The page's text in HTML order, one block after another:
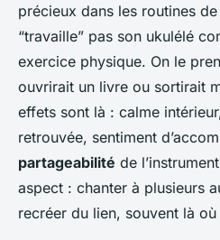
précieux dans les routines
“travaille” pas son ukulélé
exercice physique. On le
ouvrirait un livre ou sortirait
effets sont là : calme
retrouvée, sentiment
partageabilité de
aspect : chanter à plusieurs
recréer du lien, souvent là